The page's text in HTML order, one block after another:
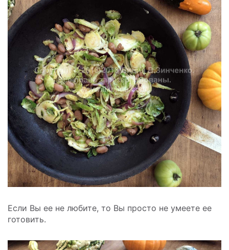
Если Вы ее не любите, то Вы просто не умеете ее
готовить.